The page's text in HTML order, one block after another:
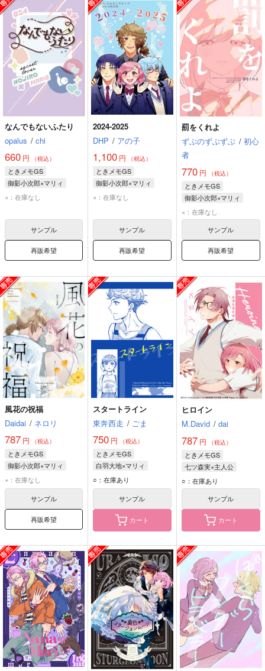
なんでもないふたり
opalus / chi
660 円 （税込）
ときメモGS
御影小次郎×マリィ
御影小次郎
×：在庫なし
サンプル
再販希望
2024-2025
DHP / アの子
1,100 円 （税込）
ときメモGS
御影小次郎×マリィ
御影小次郎
×：在庫なし
サンプル
再販希望
罰をくれよ
ずぶのずぶずぶ / 初心
者
770円 （税込）
ときメモGS
御影小次郎×マリィ
御影小次郎
×：在庫なし
サンプル
再販希望
風花の祝福
Daidai / ネロリ
787 円 （税込）
ときメモGS
御影小次郎×マリィ
御影小次郎
×：在庫なし
サンプル
再販希望
スタートライン
東奔西走 / ごま
750 円 （税込）
ときメモGS
白羽大地×マリィ
白羽大地
主人公
○：在庫あり
サンプル
カート
ヒロイン
M.David / dai
787円 （税込）
ときメモGS
七ツ森実×主人公
七ツ森実
○：在庫あり
サンプル
カート